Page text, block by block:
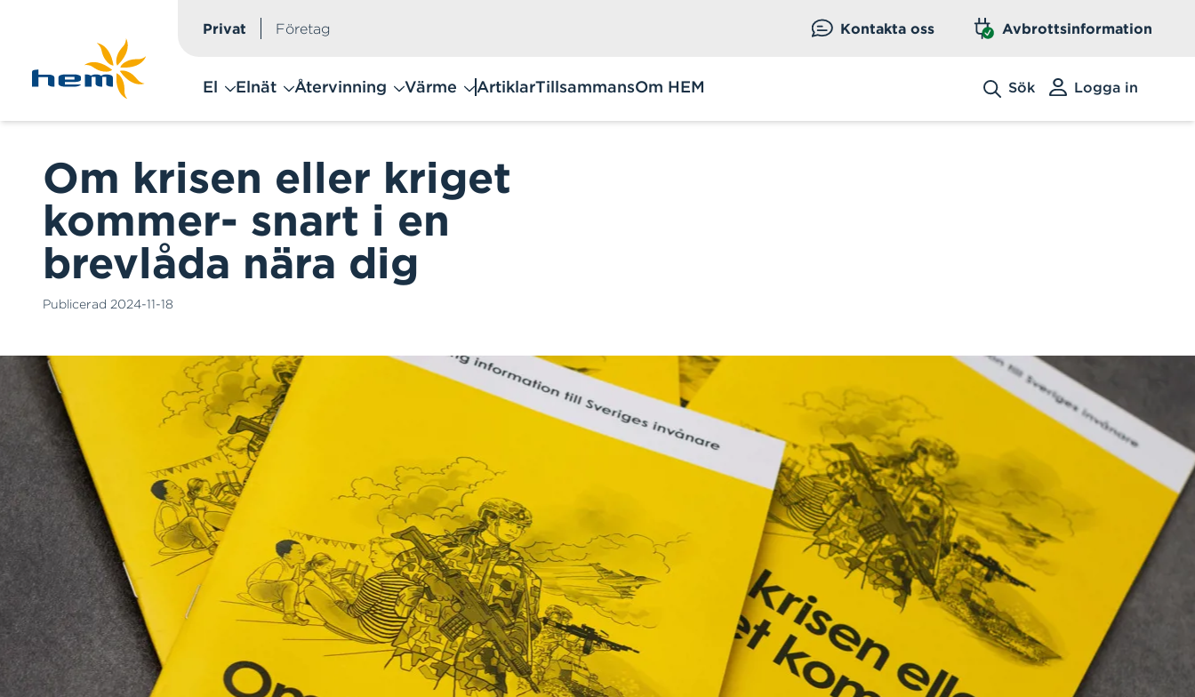
Privat Företag Kontakta oss Avbrottsinformation
El Elnät Återvinning Värme ArtiklarTillsammansOm HEM Sök Logga in
Om krisen eller kriget
kommer- snart i en
brevlåda nära dig
Publicerad 2024-11-18